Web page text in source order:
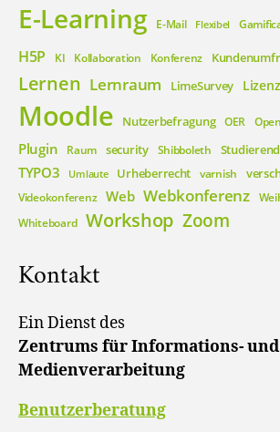
E-Learning E-Mail Flexibel
H5P KI Kollaboration Konferenz
Lernen Lernraum LimeSurvey
Moodle Nutzerbefragung OER
Plugin Raum security Shibboleth
TYPO3 Umlaute Urheberrecht varnish
Videokonferenz Web Webkonferenz
Whiteboard Workshop Zoom
Kontakt
Ein Dienst des
Zentrums für Informations- und
Medienverarbeitung
Benutzerberatung